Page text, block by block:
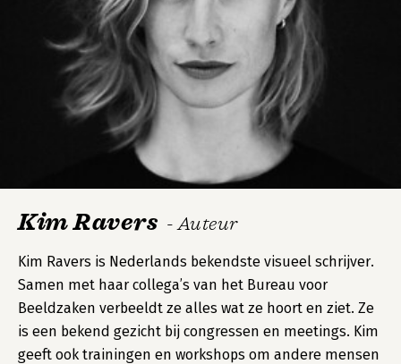
Kim Ravers - Auteur
Kim Ravers is Nederlands bekendste visueel schrijver.
Samen met haar collega’s van het Bureau voor
Beeldzaken verbeeldt ze alles wat ze hoort en ziet. Ze
is een bekend gezicht bij congressen en meetings. Kim
geeft ook trainingen en workshops om andere mensen